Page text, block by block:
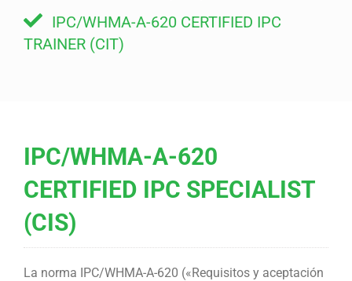
IPC/WHMA-A-620 CERTIFIED IPC
TRAINER (CIT)
IPC/WHMA-A-620
CERTIFIED IPC SPECIALIST
(CIS)
La norma IPC/WHMA-A-620 («Requisitos y aceptación